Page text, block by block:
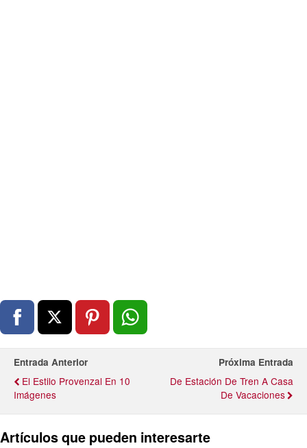
Entrada Anterior
El Estilo Provenzal En 10
Imágenes
Próxima Entrada
De Estación De Tren A Casa
De Vacaciones
Artículos que pueden interesarte